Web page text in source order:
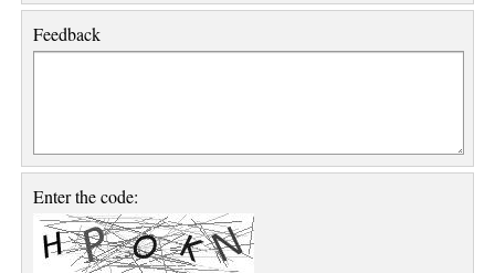
Feedback
Enter the code: